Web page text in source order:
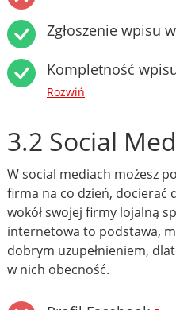
Zgłoszenie wpisu
Kompletność
Rozwiń
3.2 Social
W social mediach możesz
firma na co dzień, docierać
wokół swojej firmy lojalną
internetowa to podstawa,
dobrym uzupełnieniem,
w nich obecność.